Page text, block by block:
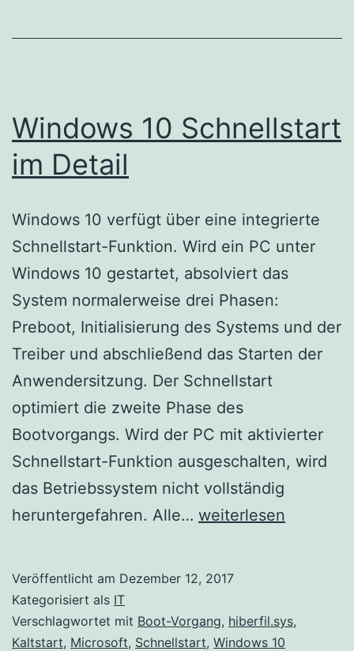
Windows 10 Schnellstart
im Detail
Windows 10 verfügt über eine integrierte
Schnellstart-Funktion. Wird ein PC unter
Windows 10 gestartet, absolviert das
System normalerweise drei Phasen:
Preboot, Initialisierung des Systems und der
Treiber und abschließend das Starten der
Anwendersitzung. Der Schnellstart
optimiert die zweite Phase des
Bootvorgangs. Wird der PC mit aktivierter
Schnellstart-Funktion ausgeschalten, wird
das Betriebssystem nicht vollständig
heruntergefahren. Alle… Windows
Detail
weiterlesen
Veröffentlicht am Dezember 12, 2017
Kategorisiert als IT
Verschlagwortet mit Boot-Vorgang, hiberfil.sys,
Kaltstart, Microsoft, Schnellstart, Windows 10